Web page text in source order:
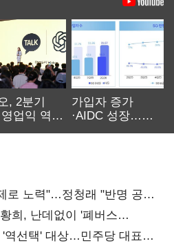
, 2분기
영업익 역대
가입자 증가
·AIDC 성장…
로 노력"…정청래 "반명 공세
희, 난데없이 '폐버스
역선택' 대상…민주당 대표로